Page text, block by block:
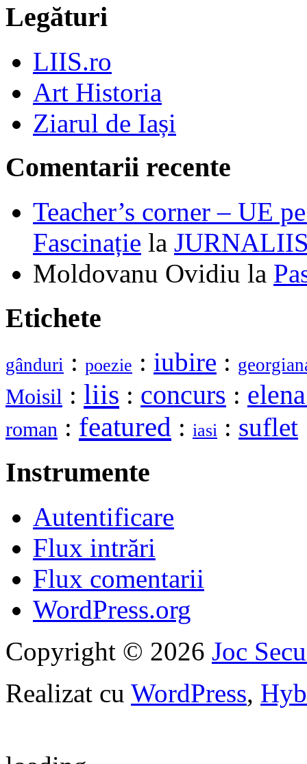
Legături
LIIS.ro
Art Historia
Ziarul de Iași
Comentarii recente
Teacher’s corner – UE
Fascinație la
Moldovanu Ovidiu la
Etichete
gânduri : poezie : iubire :
Moisil : liis : concurs :
roman : featured : iasi : suflet
Instrumente
Autentificare
Flux intrări
Flux comentarii
WordPress.org
Copyright © 2026 Joc
Realizat cu WordPress,